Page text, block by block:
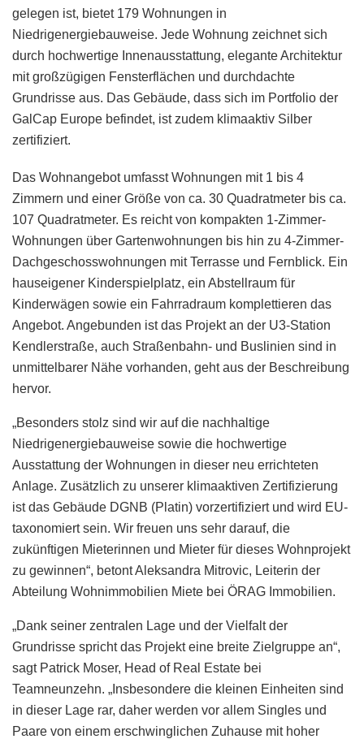
gelegen ist, bietet 179 Wohnungen in
Niedrigenergiebauweise. Jede Wohnung zeichnet sich
durch hochwertige Innenausstattung, elegante Architektur
mit großzügigen Fensterflächen und durchdachte
Grundrisse aus. Das Gebäude, dass sich im Portfolio der
GalCap Europe befindet, ist zudem klimaaktiv Silber
zertifiziert.
Das Wohnangebot umfasst Wohnungen mit 1 bis 4
Zimmern und einer Größe von ca. 30 Quadratmeter bis ca.
107 Quadratmeter. Es reicht von kompakten 1-Zimmer-
Wohnungen über Gartenwohnungen bis hin zu 4-Zimmer-
Dachgeschosswohnungen mit Terrasse und Fernblick. Ein
hauseigener Kinderspielplatz, ein Abstellraum für
Kinderwägen sowie ein Fahrradraum komplettieren das
Angebot. Angebunden ist das Projekt an der U3-Station
Kendlerstraße, auch Straßenbahn- und Buslinien sind in
unmittelbarer Nähe vorhanden, geht aus der Beschreibung
hervor.
„Besonders stolz sind wir auf die nachhaltige
Niedrigenergiebauweise sowie die hochwertige
Ausstattung der Wohnungen in dieser neu errichteten
Anlage. Zusätzlich zu unserer klimaaktiven Zertifizierung
ist das Gebäude DGNB (Platin) vorzertifiziert und wird EU-
taxonomiert sein. Wir freuen uns sehr darauf, die
zukünftigen Mieterinnen und Mieter für dieses Wohnprojekt
zu gewinnen“, betont Aleksandra Mitrovic, Leiterin der
Abteilung Wohnimmobilien Miete bei ÖRAG Immobilien.
„Dank seiner zentralen Lage und der Vielfalt der
Grundrisse spricht das Projekt eine breite Zielgruppe an“,
sagt Patrick Moser, Head of Real Estate bei
Teamneunzehn. „Insbesondere die kleinen Einheiten sind
in dieser Lage rar, daher werden vor allem Singles und
Paare von einem erschwinglichen Zuhause mit hoher